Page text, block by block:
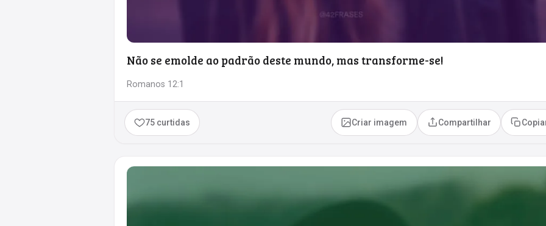
Não se emolde ao padrão deste mundo, mas transforme-se!
Romanos 12:1
75 curtidas Criar imagem Compartilhar